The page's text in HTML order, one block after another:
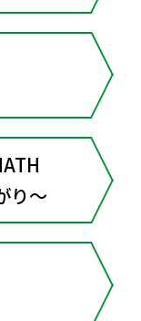
り～